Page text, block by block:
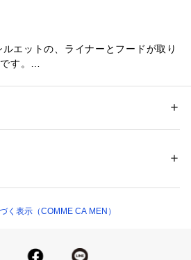
エットの、ライナーとフードが取り
す。
らも着られる丈バランス設定になっ
で、インナーダウンとして一枚でも着
なアウターとして使える仕様にして
が上がります。
）
く表示（COMME CA MEN）